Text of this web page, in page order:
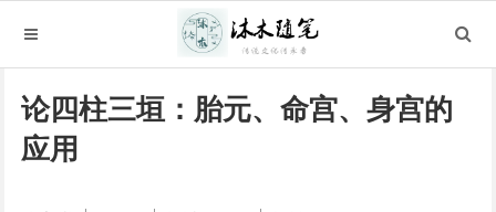
论四柱三垣：胎元、命宫、身宫的
应用